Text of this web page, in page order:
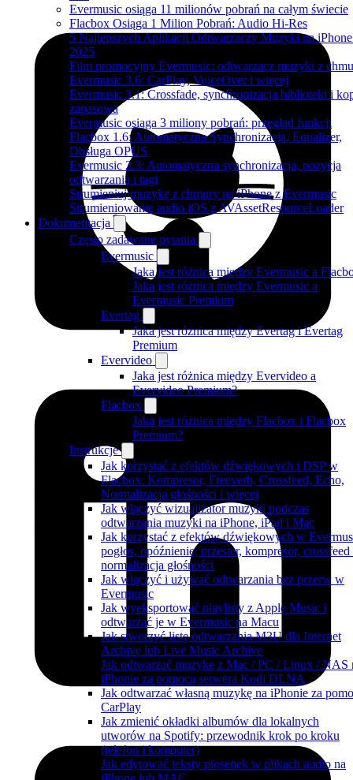
Evermusic osiąga 11 milionów pobrań na całym świecie
Flacbox Osiąga 1 Milion Pobrań: Audio Hi-Res
5 Najlepszych Aplikacji Odtwarzaczy Muzyki na
2025
Film promocyjny Evermusic: odtwarzacz muzyki z
Evermusic 3.6: CarPlay, VoiceOver i więcej
Evermusic 3.1: Crossfade, synchronizacja biblioteki i
zapasowa
Evermusic osiąga 3 miliony pobrań: przegląd funkcji
Flacbox 1.6: Automatyczna Synchronizacja, Equalizer,
Obsługa OPUS
Evermusic 2.3: Automatyczna synchronizacja, pozycja
odtwarzania i tagi
Strumieniuj muzykę z chmury na iPhone z Evermusic
Strumieniowanie audio iOS z AVAssetResourceLoader
Dokumentacja
Często zadawane pytania
Evermusic
Jaka jest różnica między Evermusic a
Jaka jest różnica między Evermusic a
Evermusic Premium
Evertag
Jaka jest różnica między Evertag i Evertag
Premium
Evervideo
Jaka jest różnica między Evervideo a
Evervideo Premium?
Flacbox
Jaka jest różnica między Flacbox i Flacbox
Premium?
Instrukcje
Jak korzystać z efektów dźwiękowych i DSP w
Flacbox: Kompresor, Freeverb, Crossfeed, Echo,
Normalizacja głośności i więcej
Jak włączyć wizualizator muzyki podczas
odtwarzania muzyki na iPhone, iPad i Mac
Jak korzystać z efektów dźwiękowych w
pogłos, opóźnienie, przester, kompresor, crossfeed
normalizacja głośności
Jak włączyć i używać odtwarzania bez przerw w
Evermusic
Jak wyeksportować playlisty z Apple Music i
odtwarzać je w Evermusic na Macu
Jak stworzyć listę odtwarzania M3U dla Internet
Archive lub Live Music Archive
Jak odtwarzać muzykę z Mac / PC / Linux / NAS
iPhonie za pomocą serwera Kodi DLNA
Jak odtwarzać własną muzykę na iPhonie za
CarPlay
Jak zmienić okładki albumów dla lokalnych
utworów na Spotify: przewodnik krok po kroku
(telefon i komputer)
Jak edytować teksty piosenek w plikach audio na